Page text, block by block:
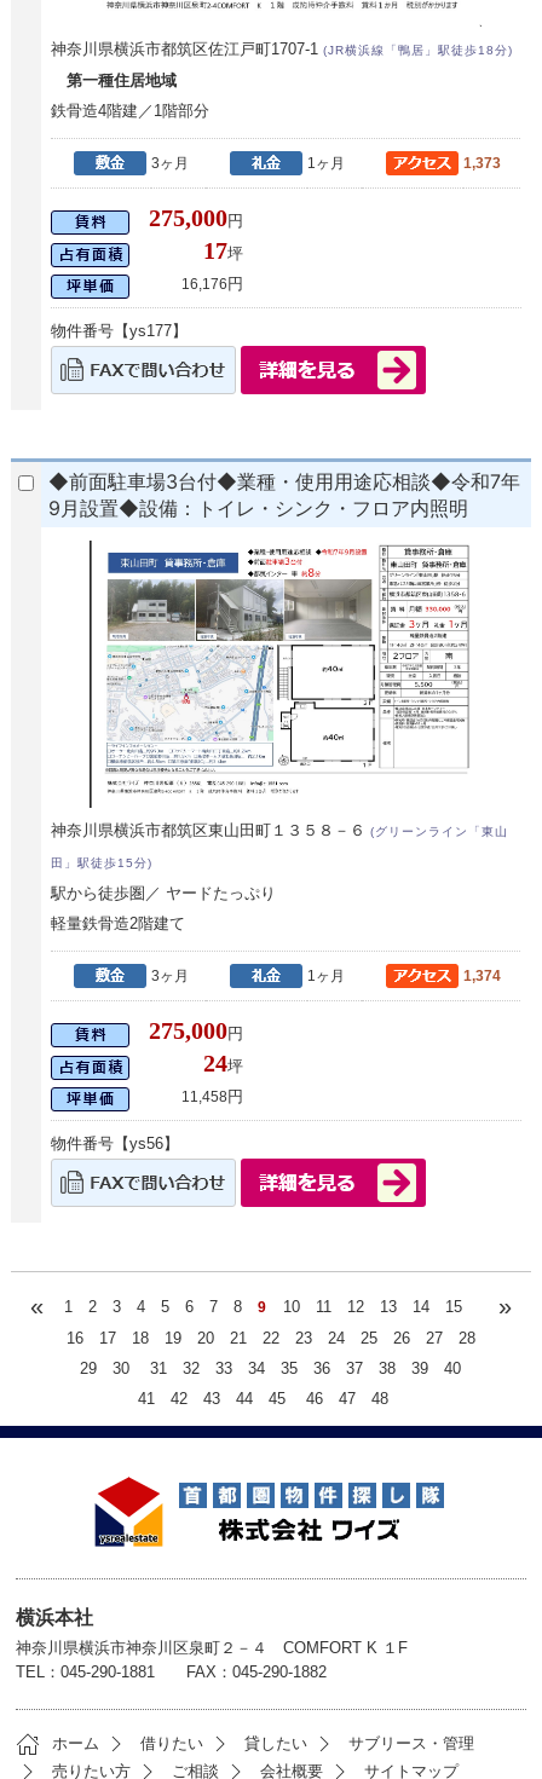
神奈川県横浜市都筑区佐江戸町1707-1(JR横浜線「鴨居」駅徒歩18分)
第一種住居地域
鉄骨造4階建／1階部分
3ヶ月 1ヶ月 1,373
275,000円
17坪
16,176 円
物件番号【ys177】
◆前面駐車場3台付◆業種・使用用途応相談◆令和7年
9月設置◆設備：トイレ・シンク・フロア内照明
神奈川県横浜市都筑区東山田町１３５８－６(グリーンライン「東山
田」駅徒歩15分)
駅から徒歩圏／ ヤードたっぷり
軽量鉄骨造2階建て
3ヶ月 1ヶ月 1,374
275,000円
24坪
11,458円
物件番号【ys56】
« 1 2 3 4 5 6 7 8 9 10 11 12 13 14
15
16
17 18 19 20 21 22 23 24 25 26 27
28
29
30 31 32 33 34 35 36 37 38 39
40
41
42 43 44 45 46 47 48
»
横浜本社
神奈川県横浜市神奈川区泉町２－４ COMFORT K １F
TEL：045-290-1881 FAX：045-290-1882
ホーム 借りたい 貸したい
サブリース・管理
売りたい方
ご相談 会社概要 サイトマップ